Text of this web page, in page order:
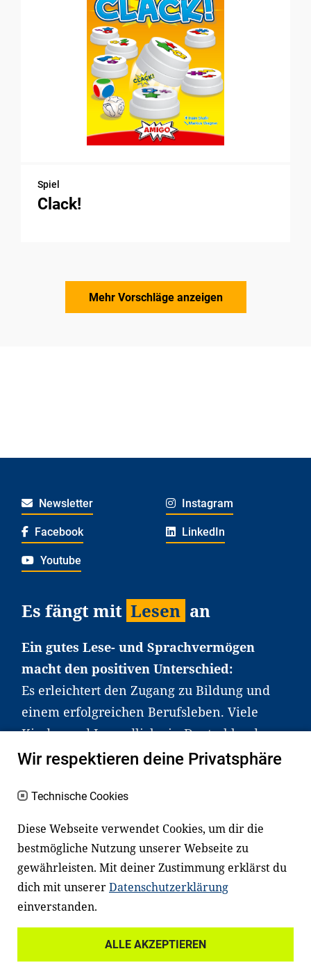
Spiel
Clack!
Mehr Vorschläge anzeigen
Newsletter Instagram
Facebook LinkedIn
Youtube
Es fängt mit Lesen an
Ein gutes Lese- und Sprachvermögen
macht den positiven Unterschied:
Es erleichtert den Zugang zu Bildung und
einem erfolgreichen Berufsleben. Viele
Kinder und Jugendliche in Deutschland
haben aber große Schwierigkeiten dabei.
an Familien sowie an Erzieher*innen,
Lehrer*innen und andere
Fachexpert*innen. Dafür arbeiten wir eng
mit Ministerien, wissenschaftlichen
Einrichtungen, Verbänden, Unternehmen
und anderen Stiftungen zusammen.
Wir respektieren deine Privatsphäre
Technische Cookies
Diese Webseite verwendet Cookies, um dir die
bestmögliche Nutzung unserer Webseite zu
gewährleisten. Mit deiner Zustimmung erklärst du
dich mit unsererDatenschutzerklärung
einverstanden.
ALLE AKZEPTIEREN